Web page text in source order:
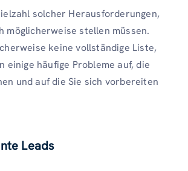
solcher Herausforderungen,
möglicherweise stellen müssen.
keine vollständige Liste,
einige häufige Probleme auf, die
und auf die Sie sich vorbereiten
Leads